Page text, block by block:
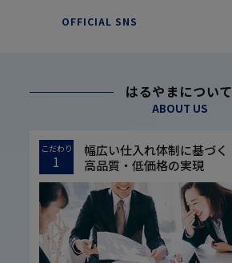
OFFICIAL SNS
はるやまについて
ABOUT US
こだわり
1
幅広い仕入れ体制に基づく
高品質・低価格の実現